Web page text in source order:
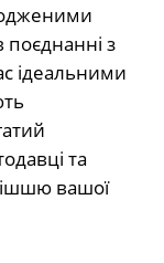
поєднанні з
ідеальними
та
вашої